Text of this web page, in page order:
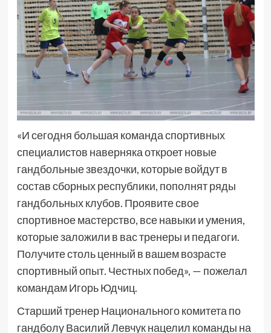
«И сегодня большая команда спортивных
специалистов наверняка откроет новые
гандбольные звездочки, которые войдут в
состав сборных республики, пополнят ряды
гандбольных клубов. Проявите свое
спортивное мастерство, все навыки и умения,
которые заложили в вас тренеры и педагоги.
Получите столь ценный в вашем возрасте
спортивный опыт. Честных побед», — пожелал
командам Игорь Юдчиц.
Старший тренер Национального комитета по
гандболу Василий Левчук нацелил команды на